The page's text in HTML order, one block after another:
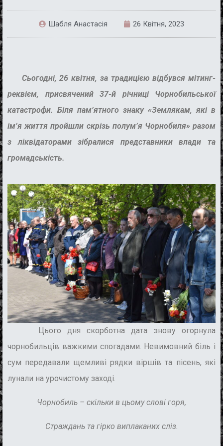
Шабля Анастасія 26 Квітня, 2023
Сьогодні, 26 квітня, за традицією відбувся мітинг-
реквієм, присвячений 37-й річниці Чорнобильської
катастрофи. Біля пам’ятного знаку «Землякам, які в
ім’я життя пройшли скрізь полум’я Чорнобиля» разом
з ліквідаторами зібралися представники влади та
громадськість.
Цього дня скорботна дата знову огорнула
чорнобильців важкими спогадами. Невимовний біль і
сум передавали щемливі рядки віршів та пісень, які
лунали на урочистому заході.
Чорнобиль – скільки в цьому слові горя,
Страждань та гірко виплаканих сліз.